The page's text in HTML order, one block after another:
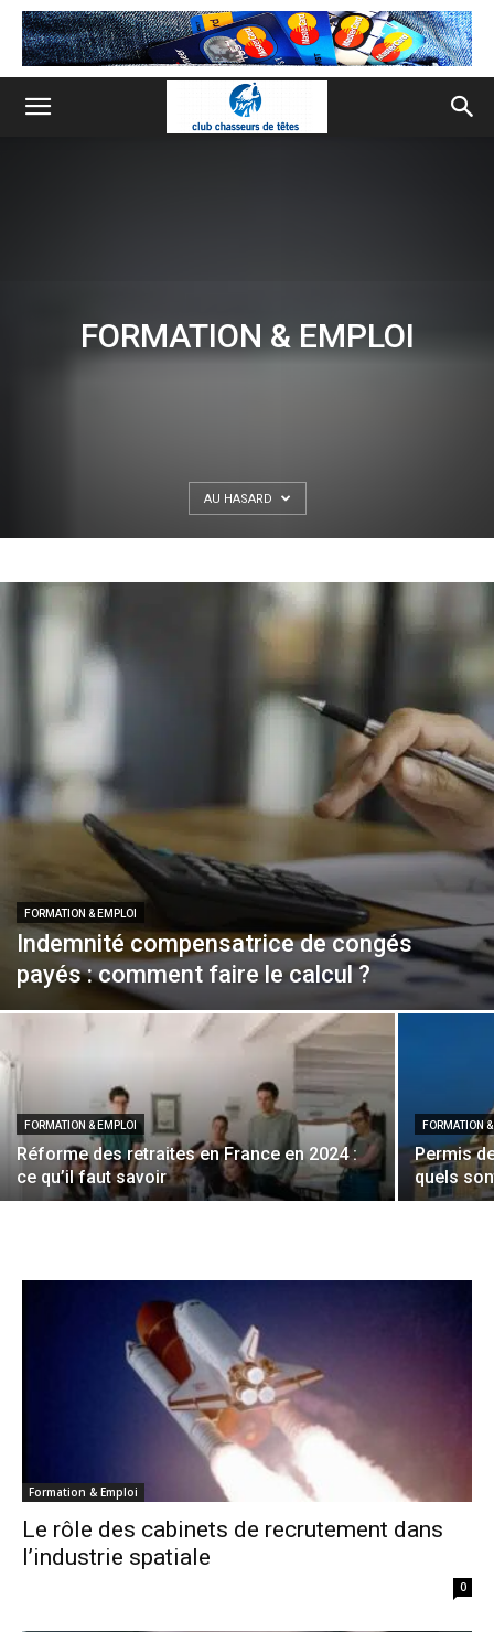
FORMATION & EMPLOI
AU HASARD
FORMATION & EMPLOI
Indemnité compensatrice de congés
payés : comment faire le calcul ?
FORMATION & EMPLOI
Réforme des retraites en France en 2024 :
ce qu’il faut savoir
FORMATION
Permis
quels
Formation & Emploi
Le rôle des cabinets de recrutement dans
l’industrie spatiale
0